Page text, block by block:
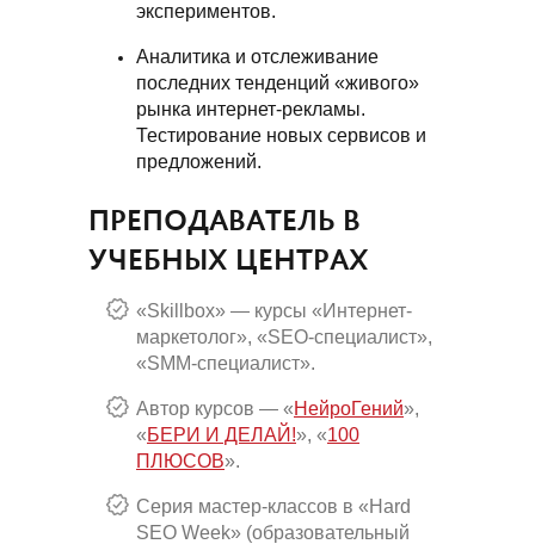
экспериментов.
Аналитика и отслеживание
последних тенденций «живого»
рынка интернет-рекламы.
Тестирование новых сервисов и
предложений.
ПРЕПОДАВАТЕЛЬ В
УЧЕБНЫХ ЦЕНТРАХ
«Skillbox» — курсы «Интернет-
маркетолог», «SEO-специалист»,
«SMM-специалист».
Автор курсов — «НейроГений»,
«БЕРИ И ДЕЛАЙ!», «100
ПЛЮСОВ».
Серия мастер-классов в «Hard
SEO Week» (образовательный